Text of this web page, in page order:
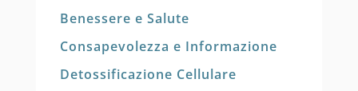
Benessere e Salute
Consapevolezza e Informazione
Detossificazione Cellulare